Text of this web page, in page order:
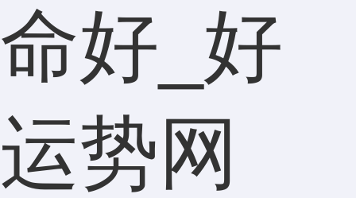
命好_好
运势网